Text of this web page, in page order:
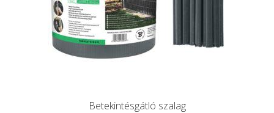
Betekintésgátló szalag